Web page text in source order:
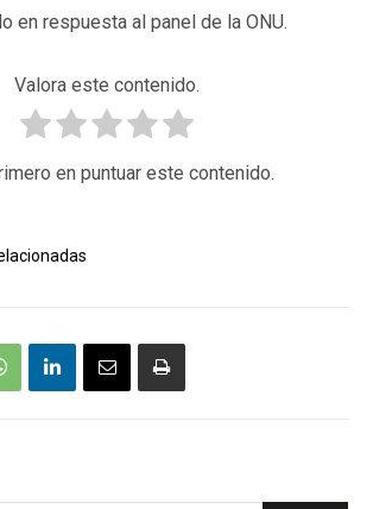
en respuesta al panel de la ONU.
Valora este contenido.
en puntuar este contenido.